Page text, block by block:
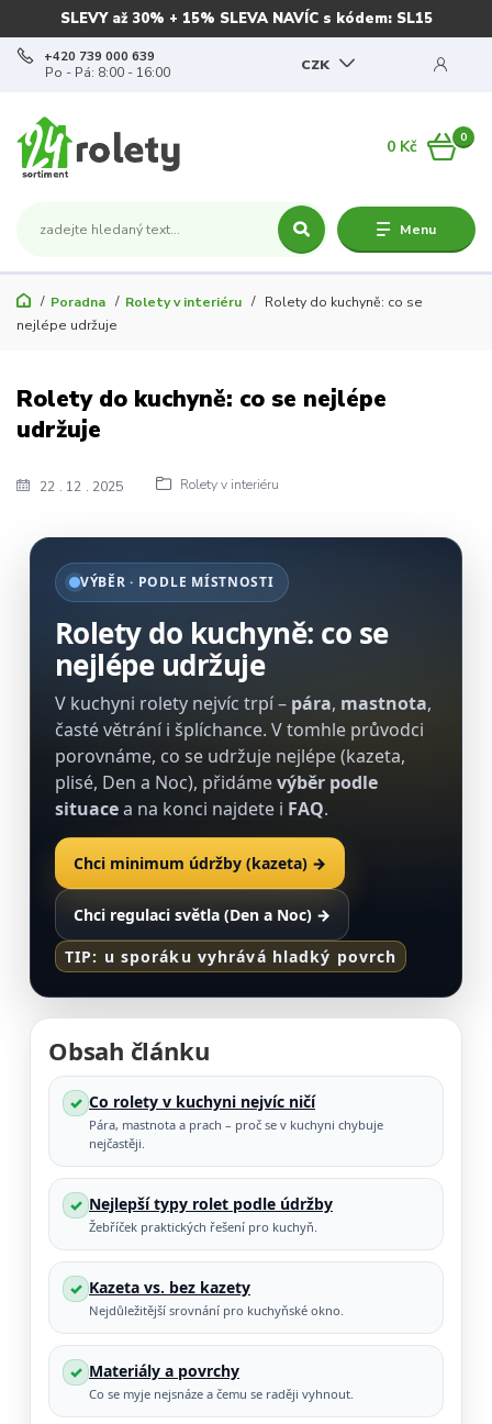
SLEVY až 30% + 15% SLEVA NAVÍC s kódem: SL15
Menu
CZK
+420 739 000 639
Po - Pá: 8:00 - 16:00
0
0 Kč
Poradna Rolety v interiéru
Rolety do kuchyně: co se
nejlépe udržuje
22 12 2025 Rolety v interiéru
Rolety do kuchyně: co se nejlépe
udržuje
VÝBĚR · PODLE MÍSTNOSTI
Rolety do kuchyně: co se
nejlépe udržuje
V kuchyni rolety nejvíc trpí – pára, mastnota,
časté větrání i šplíchance. V tomhle průvodci
porovnáme, co se udržuje nejlépe (kazeta,
plisé, Den a Noc), přidámevýběr podle
situacea na konci najdete i FAQ.
Chci minimum údržby (kazeta) →
Chci regulaci světla (Den a Noc) →
TIP: u sporáku vyhrává hladký povrch
Obsah článku
✓ Co rolety v kuchyni nejvíc ničí
Pára, mastnota a prach – proč se v kuchyni chybuje
nejčastěji.
✓ Nejlepší typy rolet podle údržby
Žebříček praktických řešení pro kuchyň.
✓ Kazeta vs. bez kazety
Nejdůležitější srovnání pro kuchyňské okno.
✓ Materiály a povrchy
Co se myje nejsnáze a čemu se raději vyhnout.